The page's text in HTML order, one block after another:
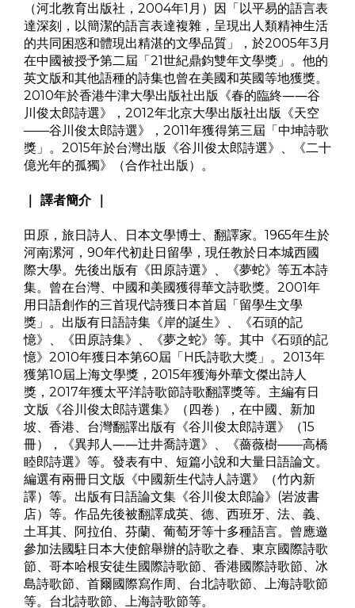
（河北教育出版社，2004年1月）因「以平易的語言表
達深刻，以簡潔的語言表達複雜，呈現出人類精神生活
的共同困惑和體現出精湛的文學品質」，於2005年3月
在中國被授予第二屆「21世紀鼎鈞雙年文學獎」。他的
英文版和其他語種的詩集也曾在美國和英國等地獲獎。
2010年於香港牛津大學出版社出版《春的臨終――谷
川俊太郎詩選》，2012年北京大學出版社出版《天空
——谷川俊太郎詩選》，2011年獲得第三屆「中坤詩歌
獎」。2015年於台灣出版《谷川俊太郎詩選》、《二十
億光年的孤獨》（合作社出版）。
｜ 譯者簡介 ｜
田原，旅日詩人、日本文學博士、翻譯家。1965年生於
河南漯河，90年代初赴日留學，現任教於日本城西國
際大學。先後出版有《田原詩選》、《夢蛇》等五本詩
集。曾在台灣、中國和美國獲得華文詩歌獎。2001年
用日語創作的三首現代詩獲日本首屆「留學生文學
獎」。出版有日語詩集《岸的誕生》、《石頭的記
憶》、《田原詩集》、《夢之蛇》等。其中《石頭的記
憶》2010年獲日本第60屆「H氏詩歌大獎」。2013年
獲第10屆上海文學獎，2015年獲海外華文傑出詩人
獎，2017年獲太平洋詩歌節詩歌翻譯獎等。主編有日
文版《谷川俊太郎詩選集》（四卷），在中國、新加
坡、香港、台灣翻譯出版有《谷川俊太郎詩選》（15
冊），《異邦人――辻井喬詩選》、《薔薇樹——高橋
睦郎詩選》等。發表有中、短篇小說和大量日語論文。
編選有兩冊日文版《中國新生代詩人詩選》（竹內新
譯）等。出版有日語論文集《谷川俊太郎論》(岩波書
店）等。作品先後被翻譯成英、德、西班牙、法、義、
土耳其、阿拉伯、芬蘭、葡萄牙等十多種語言。曾應邀
參加法國駐日本大使館舉辦的詩歌之春、東京國際詩歌
節、哥本哈根安徒生國際詩歌節、香港國際詩歌節、冰
島詩歌節、首爾國際寫作周、台北詩歌節、上海詩歌節
等。台北詩歌節、上海詩歌節等。